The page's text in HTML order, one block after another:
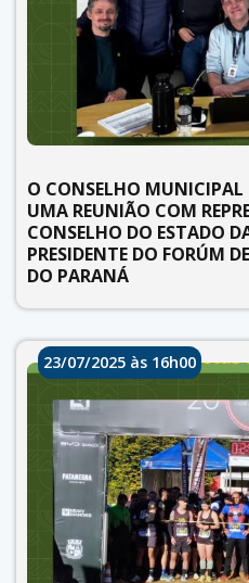
O CONSELHO MUNICIPAL
UMA REUNIÃO COM
CONSELHO DO ESTADO
PRESIDENTE DO FORÚM
DO PARANÁ
23/07/2025 às 16h00